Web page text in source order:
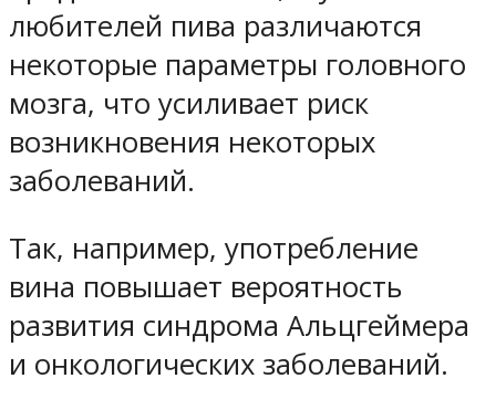
любителей пива различаются
некоторые параметры головного
мозга, что усиливает риск
возникновения некоторых
заболеваний.
Так, например, употребление
вина повышает вероятность
развития синдрома Альцгеймера
и онкологических заболеваний.